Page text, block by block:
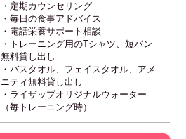
・定期カウンセリング
・毎日の食事アドバイス
・電話栄養サポート相談
・トレーニング用のTシャツ、短パン
無料貸し出し
・バスタオル、フェイスタオル、アメ
ニティ無料貸し出し
・ライザップオリジナルウォーター
（毎トレーニング時）